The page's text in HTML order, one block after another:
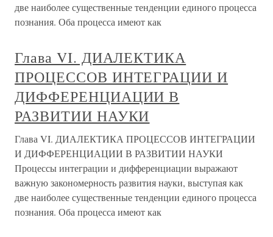
две наиболее существенные тенденции единого процесса
познания. Оба процесса имеют как
Глава VI. ДИАЛЕКТИКА
ПРОЦЕССОВ ИНТЕГРАЦИИ И
ДИФФЕРЕНЦИАЦИИ В
РАЗВИТИИ НАУКИ
Глава VI. ДИАЛЕКТИКА ПРОЦЕССОВ ИНТЕГРАЦИИ
И ДИФФЕРЕНЦИАЦИИ В РАЗВИТИИ НАУКИ
Процессы интеграции и дифференциации выражают
важную закономерность развития науки, выступая как
две наиболее существенные тенденции единого процесса
познания. Оба процесса имеют как